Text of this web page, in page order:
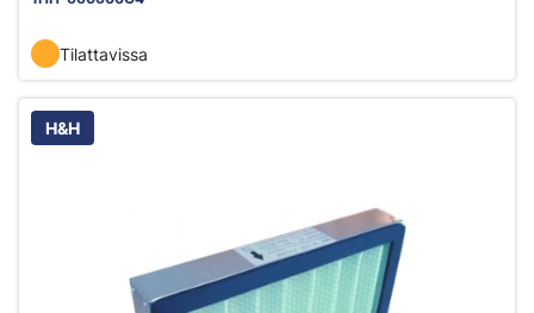
Tilattavissa
H&H